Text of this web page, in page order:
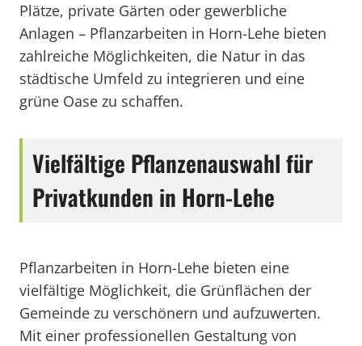
Plätze, private Gärten oder gewerbliche
Anlagen – Pflanzarbeiten in Horn-Lehe bieten
zahlreiche Möglichkeiten, die Natur in das
städtische Umfeld zu integrieren und eine
grüne Oase zu schaffen.
Vielfältige Pflanzenauswahl für
Privatkunden in Horn-Lehe
Pflanzarbeiten in Horn-Lehe bieten eine
vielfältige Möglichkeit, die Grünflächen der
Gemeinde zu verschönern und aufzuwerten.
Mit einer professionellen Gestaltung von